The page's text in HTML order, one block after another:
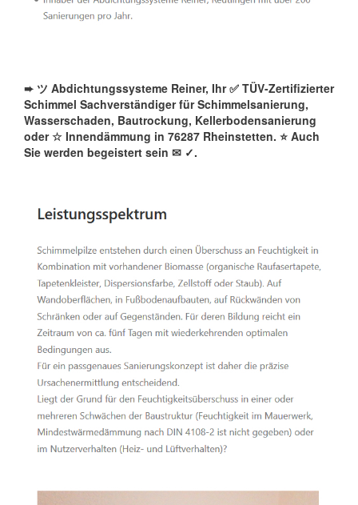
➨ ツ Abdichtungssysteme Reiner, Ihr ✅ TÜV-Zertifizierter
Schimmel Sachverständiger für Schimmelsanierung,
Wasserschaden, Bautrockung, Kellerbodensanierung
oder ☆ Innendämmung in 76287 Rheinstetten. ⭐ Auch
Sie werden begeistert sein ✉ ✓️.